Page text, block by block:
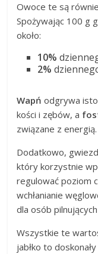
Owoce te są
Spożywając 100 g
około:
10%
2%
Wapń odgrywa
kości i zębów, a
związane z energią.
Dodatkowo,
który korzystnie
regulować poziom
wchłanianie
dla osób
Wszystkie te
jabłko to